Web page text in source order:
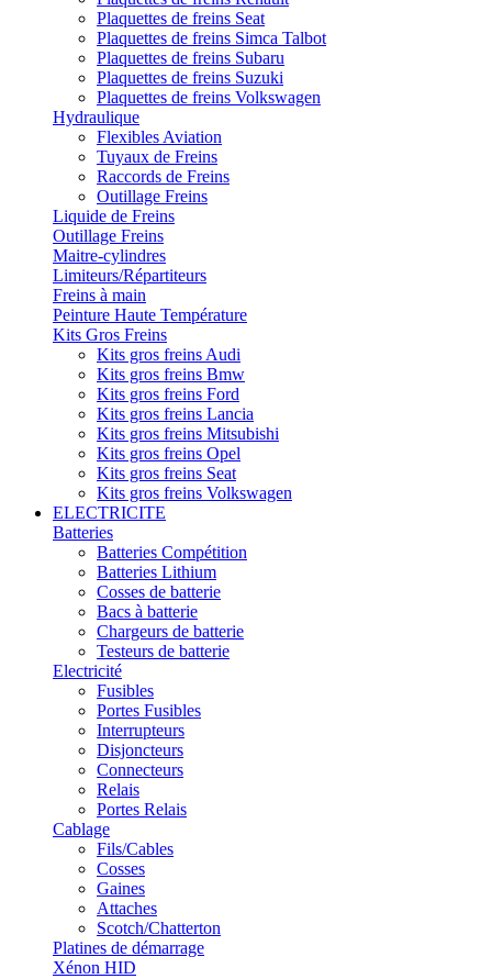
Plaquettes de freins Seat
Plaquettes de freins Simca Talbot
Plaquettes de freins Subaru
Plaquettes de freins Suzuki
Plaquettes de freins Volkswagen
Hydraulique
Flexibles Aviation
Tuyaux de Freins
Raccords de Freins
Outillage Freins
Liquide de Freins
Outillage Freins
Maitre-cylindres
Limiteurs/Répartiteurs
Freins à main
Peinture Haute Température
Kits Gros Freins
Kits gros freins Audi
Kits gros freins Bmw
Kits gros freins Ford
Kits gros freins Lancia
Kits gros freins Mitsubishi
Kits gros freins Opel
Kits gros freins Seat
Kits gros freins Volkswagen
ELECTRICITE
Batteries
Batteries Compétition
Batteries Lithium
Cosses de batterie
Bacs à batterie
Chargeurs de batterie
Testeurs de batterie
Electricité
Fusibles
Portes Fusibles
Interrupteurs
Disjoncteurs
Connecteurs
Relais
Portes Relais
Cablage
Fils/Cables
Cosses
Gaines
Attaches
Scotch/Chatterton
Platines de démarrage
Xénon HID